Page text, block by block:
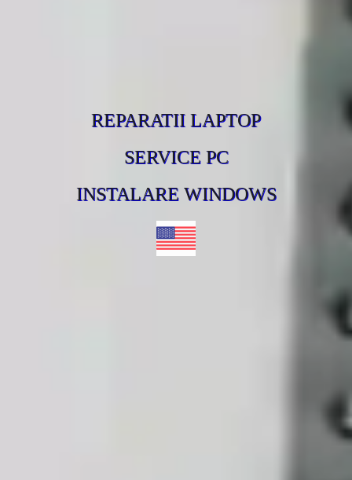
REPARATII LAPTOP
SERVICE PC
INSTALARE WINDOWS